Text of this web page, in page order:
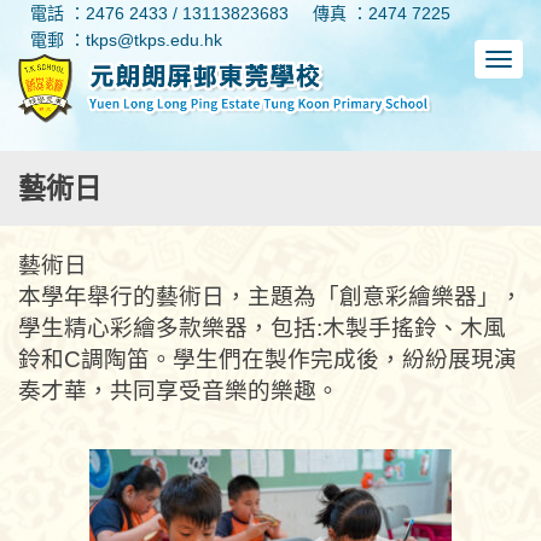
電話 ：2476 2433 / 13113823683
傳真 ：2474 7225
電郵 ：tkps@tkps.edu.hk
藝術日
藝術日
本學年舉行的藝術日，主題為「創意彩繪樂器」，
學生精心彩繪多款樂器，包括:木製手搖鈴、木風
鈴和C調陶笛。學生們在製作完成後，紛紛展現演
奏才華，共同享受音樂的樂趣。